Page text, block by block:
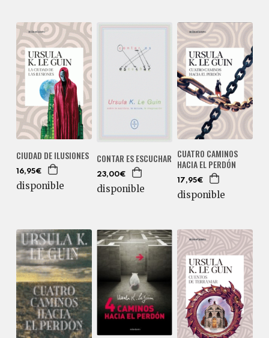
CIUDAD DE ILUSIONES
16,95€
disponible
CONTAR ES ESCUCHAR
23,00€
disponible
CUATRO CAMINOS
HACIA EL PERDÓN
17,95€
disponible